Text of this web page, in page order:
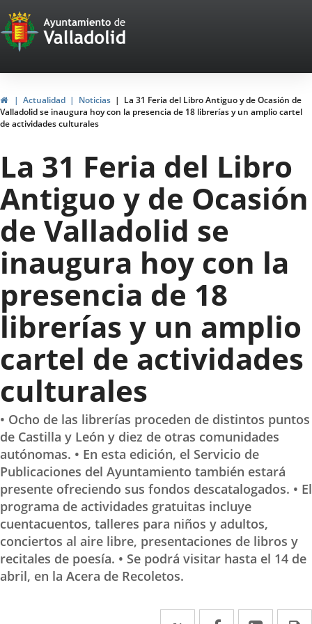
Portal
Web
del
Ayuntamiento
de
Valladolid
InicioActualidad Noticias
La 31 Feria del Libro Antiguo y de Ocasión de
Valladolid se inaugura hoy con la presencia de 18 librerías y un amplio cartel
de actividades culturales
La 31 Feria del Libro
Antiguo y de Ocasión
de Valladolid se
inaugura hoy con la
presencia de 18
librerías y un amplio
cartel de actividades
culturales
• Ocho de las librerías proceden de distintos puntos
de Castilla y León y diez de otras comunidades
autónomas. • En esta edición, el Servicio de
Publicaciones del Ayuntamiento también estará
presente ofreciendo sus fondos descatalogados. • El
programa de actividades gratuitas incluye
cuentacuentos, talleres para niños y adultos,
conciertos al aire libre, presentaciones de libros y
recitales de poesía. • Se podrá visitar hasta el 14 de
abril, en la Acera de Recoletos.